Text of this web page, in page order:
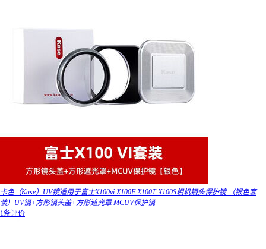
卡色（Kase）UV镜适用于富士X100vi X100F X100T X100S相机镜头保护镜 （银色套
装）UV镜+方形镜头盖+方形遮光罩 MCUV保护镜
1条评价